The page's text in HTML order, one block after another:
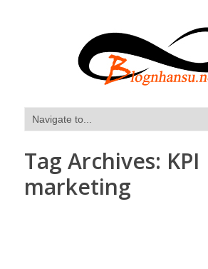
Tag Archives: KPI
marketing